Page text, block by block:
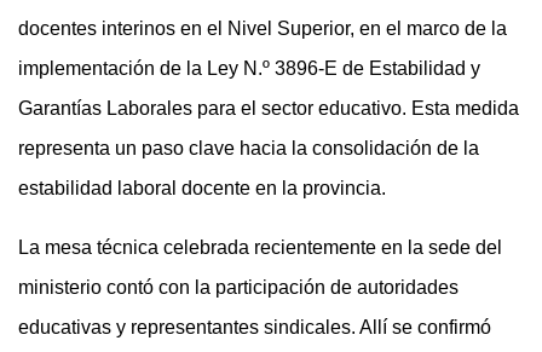
docentes interinos en el Nivel Superior, en el marco de la
implementación de la Ley N.º 3896-E de Estabilidad y
Garantías Laborales para el sector educativo. Esta medida
representa un paso clave hacia la consolidación de la
estabilidad laboral docente en la provincia.
La mesa técnica celebrada recientemente en la sede del
ministerio contó con la participación de autoridades
educativas y representantes sindicales. Allí se confirmó